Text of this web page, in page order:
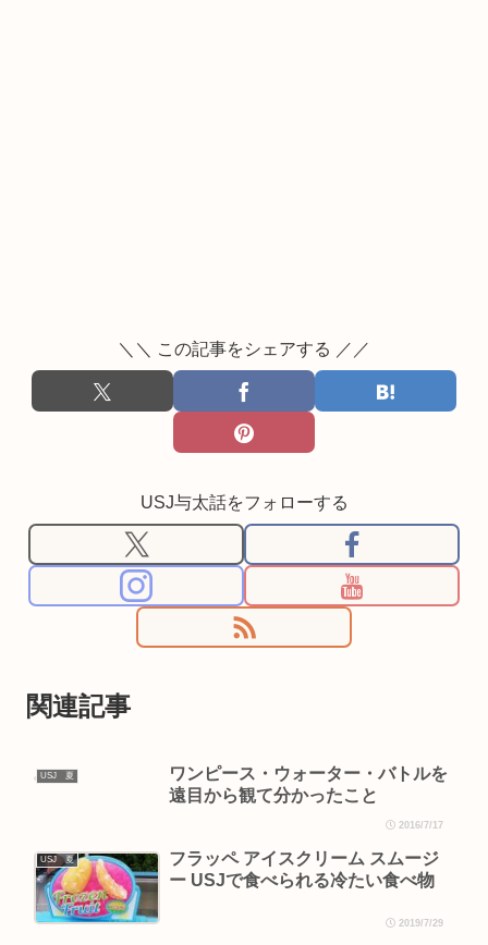
＼＼ この記事をシェアする ／／
USJ与太話をフォローする
関連記事
USJ 夏
ワンピース・ウォーター・バトルを
遠目から観て分かったこと
2016/7/17
USJ 夏
フラッペ アイスクリーム スムージ
ー USJで食べられる冷たい食べ物
2019/7/29